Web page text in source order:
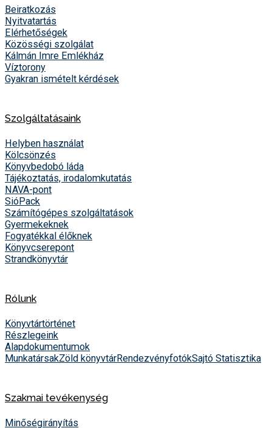
Beiratkozás
Nyitvatartás
Elérhetőségek
Közösségi szolgálat
Kálmán Imre Emlékház
Víztorony
Gyakran ismételt kérdések
Szolgáltatásaink
Helyben használat
Kölcsönzés
Könyvbedobó láda
Tájékoztatás, irodalomkutatás
NAVA-pont
SióPack
Számítógépes szolgáltatások
Gyermekeknek
Fogyatékkal élőknek
Könyvcserepont
Strandkönyvtár
Rólunk
Könyvtártörténet
Részlegeink
Alapdokumentumok
MunkatársakZöld könyvtárRendezvényfotókSajtó Statisztika
Szakmai tevékenység
Minőségirányítás